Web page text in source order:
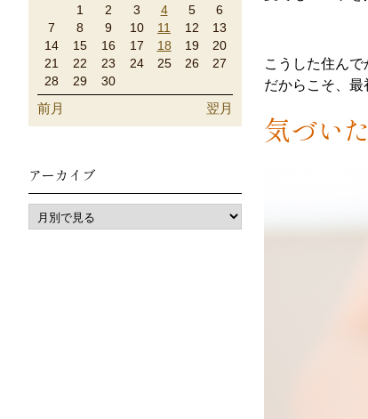
こうした住ん
だからこそ、最
気づい
1
2 3 4 5
6
7
8 9 10 11 12
13
14
15 16 17 18 19
20
21
22 23 24 25 26
27
28
29 30
前月 翌月
アーカイブ